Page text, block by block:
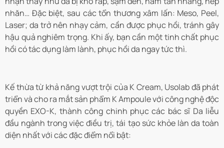
nhăn… Đặc biệt, sau các tổn thương xâm lấn: Meso, Peel,
Laser; da trở nên nhạy cảm, cần được phục hồi, tránh gây
hậu quả nghiêm trọng. Khi ấy, bạn cần một tinh chất phục
hồi có tác dụng làm lành, phục hồi da ngay tức thì.
Kế thừa từ khả năng vượt trội của K Cream, Usolab đã phát
triển và cho ra mắt sản phẩm K Ampoule với công nghệ độc
quyền EXO-K, thành công chinh phục các bác sĩ Da liễu
đầu ngành trong việc điều trị, tái tạo sức khỏe làn da toàn
diện nhất với các đặc điểm nổi bật: